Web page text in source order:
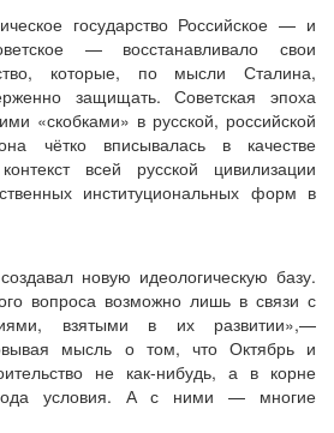
государство Российское — и
— восстанавливало свои
которые, по мысли Сталина,
защищать. Советская эпоха
«скобками» в русской, российской
чётко вписывалась в качестве
всей русской цивилизации
институциональных форм в
новую идеологическую базу.
вопроса возможно лишь в связи с
взятыми в их развитии»,—
мысль о том, что Октябрь и
не как-нибудь, а в корне
условия. А с ними — многие